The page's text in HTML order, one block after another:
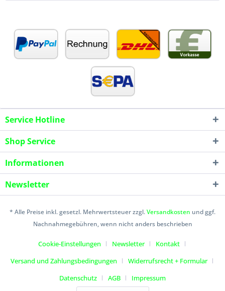
Service Hotline
Shop Service
Informationen
Newsletter
* Alle Preise inkl. gesetzl. Mehrwertsteuer zzgl.Versandkosten und ggf.
Nachnahmegebühren, wenn nicht anders beschrieben
Cookie-Einstellungen Newsletter
Kontakt
Versand und Zahlungsbedingungen
Widerrufsrecht + Formular
Datenschutz
AGB Impressum